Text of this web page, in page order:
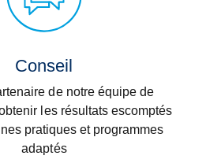
Conseil
de notre équipe de
les résultats escomptés
pratiques et programmes
adaptés